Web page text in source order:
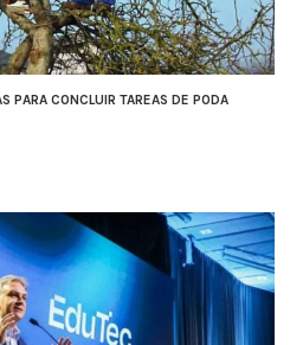
PARA CONCLUIR TAREAS DE PODA